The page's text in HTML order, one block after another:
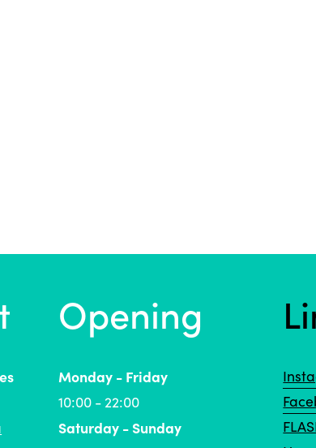
Opening
Monday - Friday
10:00 - 22:00
Saturday - Sunday